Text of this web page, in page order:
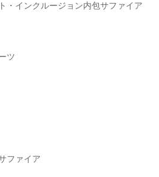
・インクルージョン内包サファイア
ツ
ファイア